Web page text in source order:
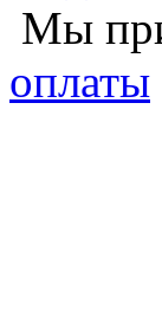
Мы
оплаты